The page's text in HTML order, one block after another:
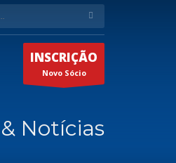
INSCRIÇÃO
Novo Sócio
Notícias